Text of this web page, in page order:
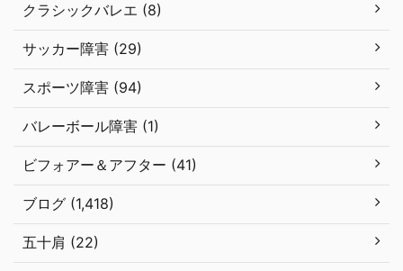
クラシックバレエ (8)
サッカー障害 (29)
スポーツ障害 (94)
バレーボール障害 (1)
ビフォアー＆アフター (41)
ブログ (1,418)
五十肩 (22)